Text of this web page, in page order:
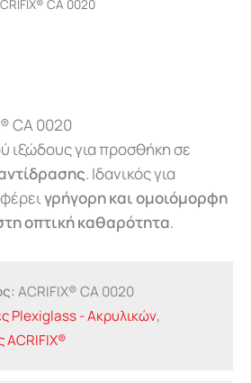
CA 0020
CA 0020
ιξώδους για προσθήκη σε
. Ιδανικός για
γρήγορη και ομοιόμορφη
οπτική καθαρότητα.
ACRIFIX® CA 0020
Plexiglass - Aκρυλικών,
ACRIFIX®